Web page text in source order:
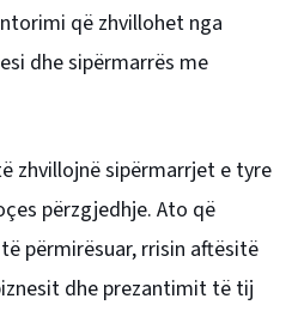
që zhvillohet nga
dhe sipërmarrës me
zhvillojnë sipërmarrjet e tyre
përzgjedhje. Ato që
përmirësuar, rrisin aftësitë
dhe prezantimit të tij